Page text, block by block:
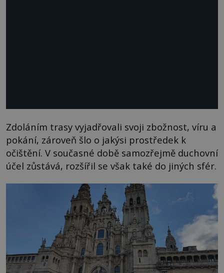
Zdoláním trasy vyjadřovali svoji zbožnost, víru a
pokání, zároveň šlo o jakýsi prostředek k
očištění. V současné době samozřejmě duchovní
účel zůstává, rozšířil se však také do jiných sfér.